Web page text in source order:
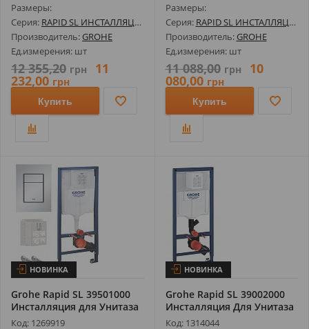
Размеры:
Серия: RAPID SL ИНСТАЛЛЯЦИИ И КОМПЛЕКТЫ
Производитель: GROHE
Ед.измерения: шт
12 355,20 грн 11
232,00 грн
Купить
Размеры:
Серия: RAPID SL ИНСТАЛЛЯЦИИ И КОМПЛЕКТЫ
Производитель: GROHE
Ед.измерения: шт
11 088,00 грн 10
080,00 грн
Купить
НОВИНКА
Grohe Rapid SL 39501000
Инсталляция для Унитаза
(Кно...
Код: 1269919
НОВИНКА
Grohe Rapid SL 39002000
Инсталляция Для Унитаза
Код: 1314044